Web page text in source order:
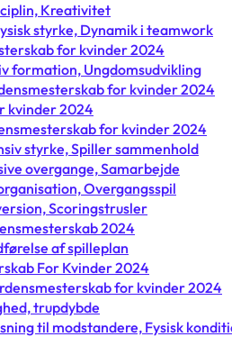
Kreativitet
styrke, Dynamik i teamwork
for kvinder 2024
formation, Ungdomsudvikling
for kvinder 2024
kvinder 2024
for kvinder 2024
styrke, Spiller sammenhold
overgange, Samarbejde
Overgangsspil
Scoringstrusler
2024
af spilleplan
For Kvinder 2024
for kvinder 2024
trupdybde
til modstandere, Fysisk